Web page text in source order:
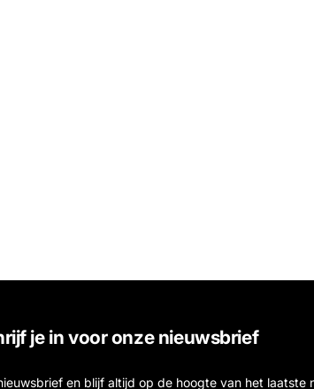
je in voor onze nieuwsbrief
en blijf altijd op de hoogte van het laatste